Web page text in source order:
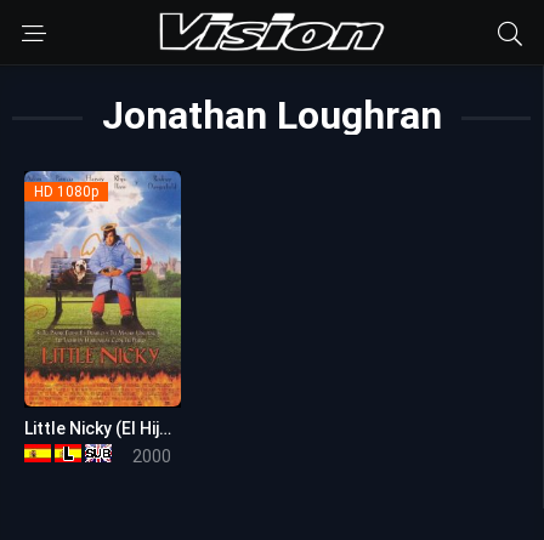
Jonathan Loughran
5.3
HD 1080p
Little Nicky (El Hijo del Diablo)
2000